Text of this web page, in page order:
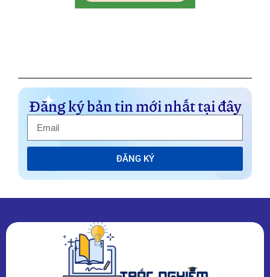
Đăng ký bản tin mới nhất tại đây
ĐĂNG KÝ